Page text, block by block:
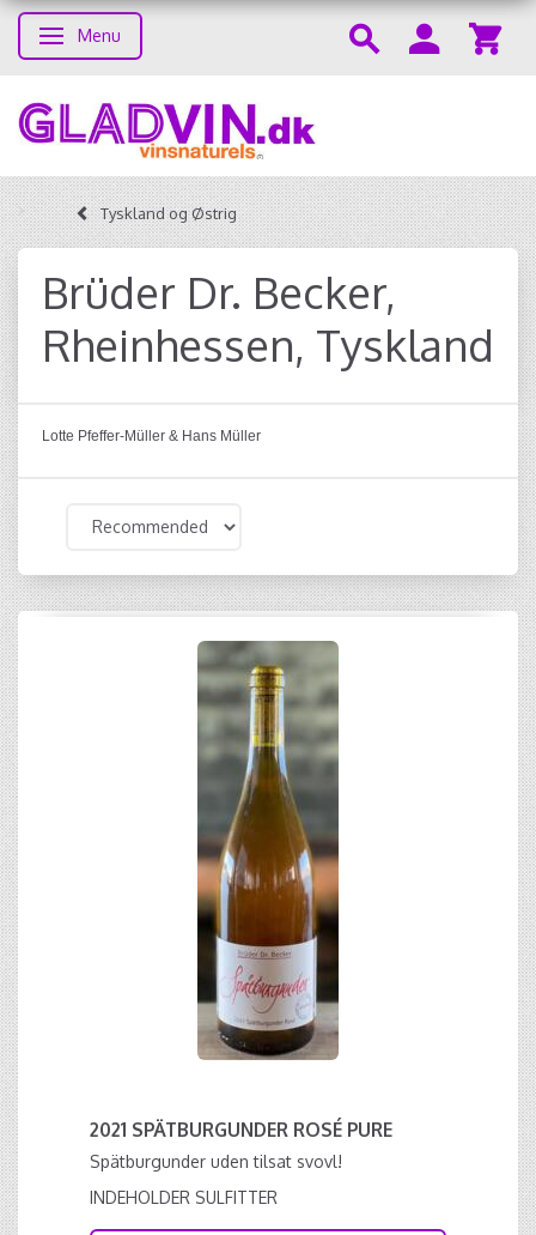
Toggle navigation
Menu
Tyskland og Østrig
Brüder Dr. Becker,
Rheinhessen, Tyskland
Lotte Pfeffer-Müller & Hans Müller
2021 SPÄTBURGUNDER ROSÉ PURE
Spätburgunder uden tilsat svovl!
INDEHOLDER SULFITTER